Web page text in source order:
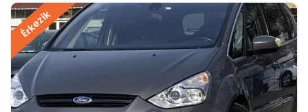
Érkezik